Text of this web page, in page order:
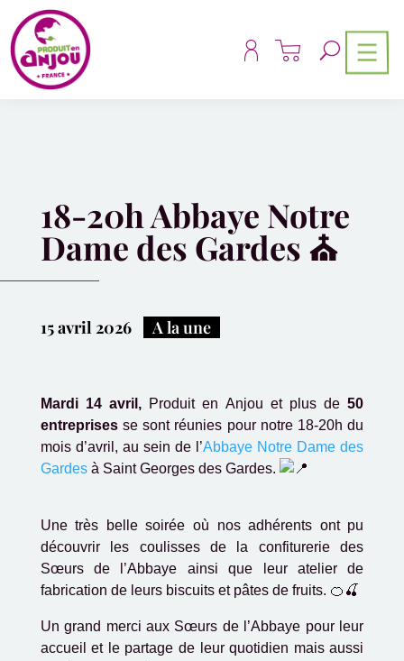
18-20h Abbaye Notre
Dame des Gardes ⛪️
15 avril 2026| A la une
Mardi 14 avril, Produit en Anjou et plus de50
entreprisesse sont réunies pour notre 18-20h du
mois d’avril, au sein de l’Abbaye Notre Dame des
Gardesà Saint Georges des Gardes.
Une très belle soirée où nos adhérents ont pu
découvrir les coulisses de la confiturerie des
Sœurs de l’Abbaye ainsi que leur atelier de
fabrication de leurs biscuits et pâtes de fruits. 🍊 🍒
Un grand merci aux Sœurs de l’Abbaye pour leur
accueil et le partage de leur quotidien mais aussi
Panneau de gestion des cookies